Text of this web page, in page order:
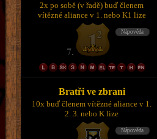
2x po sobě (v řadě) buď členem
vítězné aliance v 1. nebo K1 lize
Bratři ve zbrani
10x buď členem vítězné aliance v 1.
2. 3. nebo K lize